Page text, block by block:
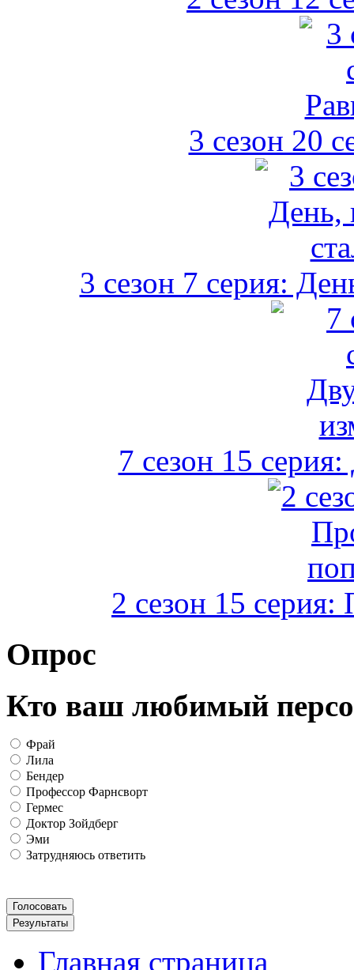
3 сезон 20
3 сезон 7 серия:
7 сезон 15
2 сезон 15
Опрос
Кто ваш любимый
Фрай
Лила
Бендер
Профессор Фарнсворт
Гермес
Доктор Зойдберг
Эми
Затрудняюсь ответить
Главная страница